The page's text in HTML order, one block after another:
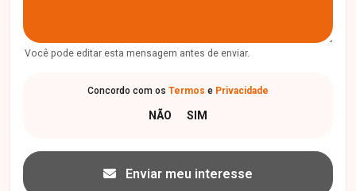
Você pode editar esta mensagem antes de enviar.
Concordo com os Termos e Privacidade
Enviar meu interesse